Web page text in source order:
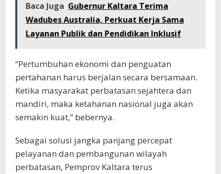
Baca Juga Gubernur Kaltara Terima
Wadubes Australia, Perkuat Kerja Sama
Layanan Publik dan Pendidikan Inklusif
“Pertumbuhan ekonomi dan penguatan
pertahanan harus berjalan secara bersamaan.
Ketika masyarakat perbatasan sejahtera dan
mandiri, maka ketahanan nasional juga akan
semakin kuat,” bebernya.
Sebagai solusi jangka panjang percepat
pelayanan dan pembangunan wilayah
perbatasan, Pemprov Kaltara terus